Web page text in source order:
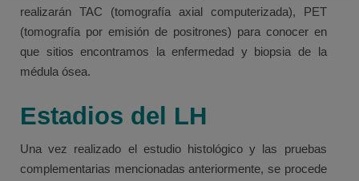
realizarán TAC (tomografía axial computerizada), PET
(tomografía por emisión de positrones) para conocer en
que sitios encontramos la enfermedad y biopsia de la
médula ósea.
Estadios del LH
Una vez realizado el estudio histológico y las pruebas
complementarias mencionadas anteriormente, se procede